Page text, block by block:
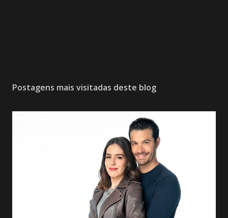
Postagens mais visitadas deste blog